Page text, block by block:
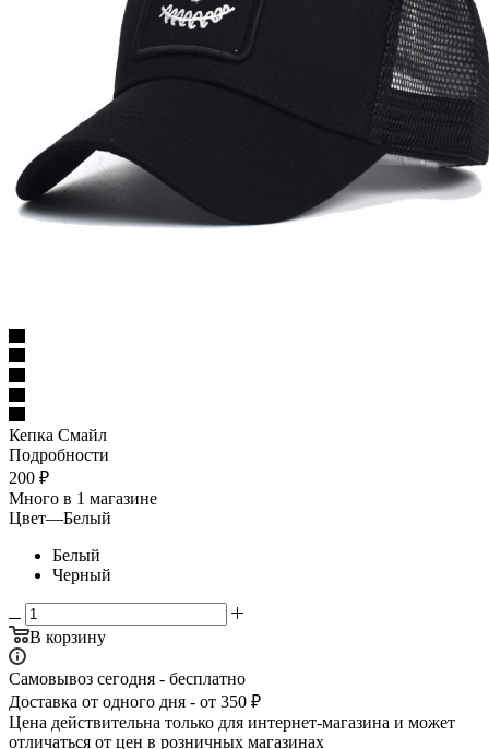
Кепка Смайл
Подробности
200 ₽
Много в 1 магазине
Цвет—Белый
Белый
Черный
В корзину
Самовывоз сегодня - бесплатно
Доставка от одного дня - от 350 ₽
Цена действительна только для интернет-магазина и может
отличаться от цен в розничных магазинах